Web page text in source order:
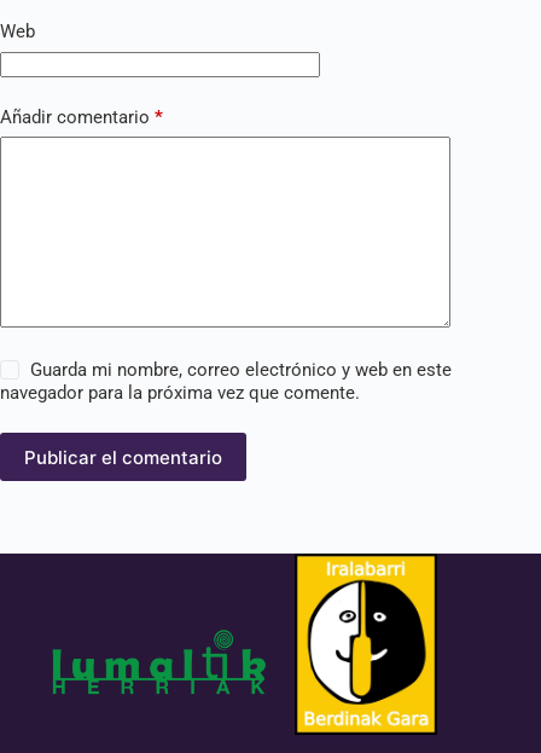
Web
Añadir comentario *
Guarda mi nombre, correo electrónico y web en este
navegador para la próxima vez que comente.
Publicar el comentario